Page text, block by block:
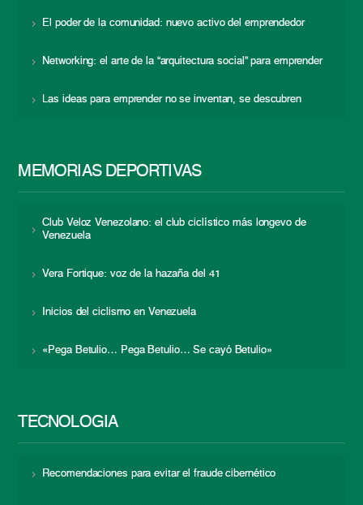
El poder de la comunidad: nuevo activo del emprendedor
Networking: el arte de la “arquitectura social” para emprender
Las ideas para emprender no se inventan, se descubren
MEMORIAS DEPORTIVAS
Club Veloz Venezolano: el club ciclístico más longevo de
Venezuela
Vera Fortique: voz de la hazaña del 41
Inicios del ciclismo en Venezuela
«Pega Betulio… Pega Betulio… Se cayó Betulio»
TECNOLOGÍA
Recomendaciones para evitar el fraude cibernético